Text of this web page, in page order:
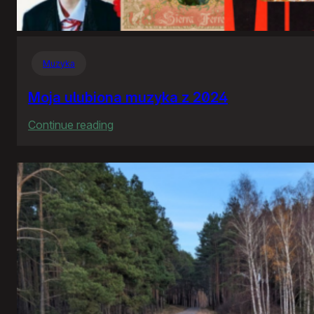
Muzyka
Moja ulubiona muzyka z 2024
Continue reading
ulubiona
muzyka
z
2024